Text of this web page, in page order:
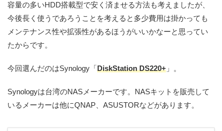
容量の多いHDD搭載型で安く済ませる方法も考えましたが、
今後長く使うであろうことを考えると多少費用は掛かっても
メンテナンス性や拡張性があるほうがいいかなーと思ってい
たからです。
今回選んだのはSynology「DiskStation DS220+ 」。
Synologyは台湾のNASメーカーです。NASキットを販売して
いるメーカーは他にQNAP、ASUSTORなどがあります。